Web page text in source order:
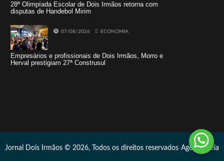
28ª Olimpíada Escolar de Dois Irmãos retorna com
disputas de Handebol Mirim
07/08/2026 ECONOMIA
Empresários e profissionais de Dois Irmãos, Morro e
Herval prestigiam 27ª Construsul
Jornal Dois Irmãos © 2026, Todos os direitos reservados Agência Vela